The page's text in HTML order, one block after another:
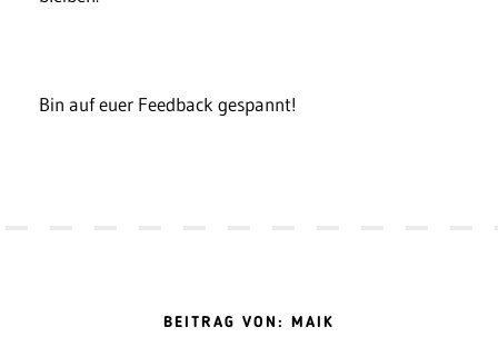
Bin auf euer Feedback gespannt!
BEITRAG VON: MAIK